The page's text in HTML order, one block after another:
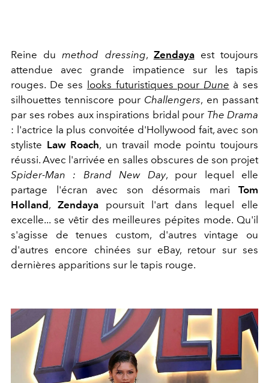
Reine dumethod dressing, Zendayaest toujours
attendue avec grande impatience sur les tapis
rouges. De ses looks futuristiques pour Dune à ses
silhouettes tenniscore pour Challengers, en passant
par ses robes aux inspirations bridal pour The Drama
: l'actrice la plus convoitée d'Hollywood fait, avec son
styliste Law Roach, un travail mode pointu toujours
réussi. Avec l'arrivée en salles obscures de son projet
Spider-Man : Brand New Day, pour lequel elle
partage l'écran avec son désormais mari Tom
Holland, Zendayapoursuit l'art dans lequel elle
excelle... se vêtir des meilleures pépites mode. Qu'il
s'agisse de tenues custom, d'autres vintage ou
d'autres encore chinées sur eBay, retour sur ses
dernières apparitions sur le tapis rouge.